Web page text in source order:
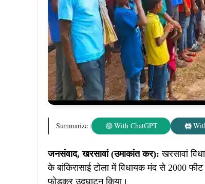
मालूम हो कि उक्त गांव में सड़क नहीं रहने से
दशरथ गागराई के प्रयास से ग्रामीणों की अधूरी
साथ आदिवासी रीति रिवाज से स्वागत किया व